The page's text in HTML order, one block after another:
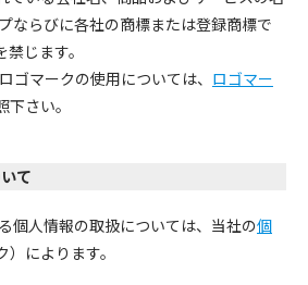
ならびに各社の商標または登録商標で
じます。
ゴマークの使用については、 ロゴマー
下さい。
て
個人情報の取扱については、当社の個
）によります。